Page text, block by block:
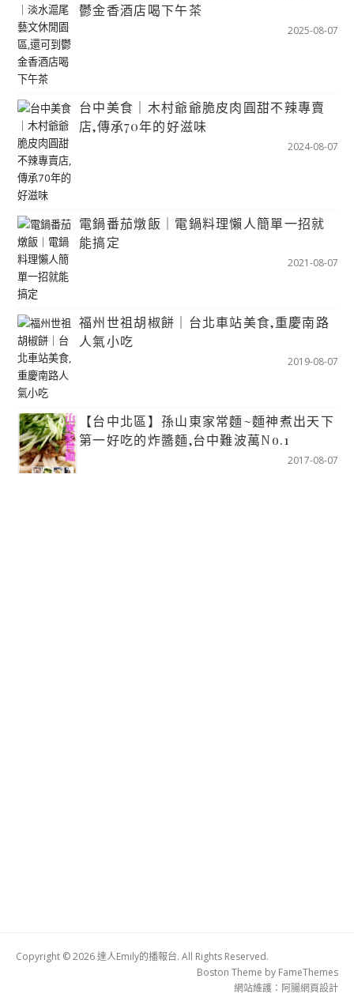
鬱金香酒店喝下午茶
2025-08-07
台中美食｜木村爺爺脆皮肉圓甜不辣專賣
店,傳承70年的好滋味
2024-08-07
電鍋番茄燉飯｜電鍋料理懶人簡單一招就
能搞定
2021-08-07
福州世祖胡椒餅｜台北車站美食,重慶南路
人氣小吃
2019-08-07
【台中北區】孫山東家常麵~麵神煮出天下
第一好吃的炸醬麵,台中難波萬No.1
2017-08-07
Copyright © 2026 達人Emily的播報台. All Rights Reserved.
Boston Theme by FameThemes
網站維護： 阿腸網頁設計